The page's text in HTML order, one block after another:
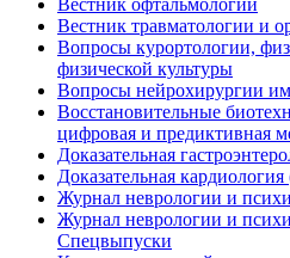
Вестник офтальмологии
Вестник травматологии и
Вопросы курортологии,
физической культуры
Вопросы нейрохирургии
Восстановительные
цифровая и предиктивная
Доказательная
Доказательная
Журнал неврологии и
Журнал неврологии и
Спецвыпуски